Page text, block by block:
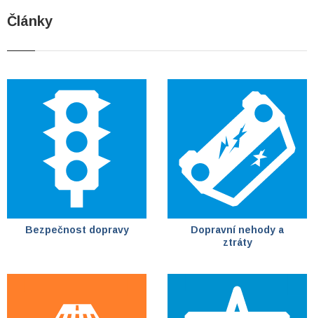
Články
Bezpečnost dopravy
Dopravní nehody a
ztráty